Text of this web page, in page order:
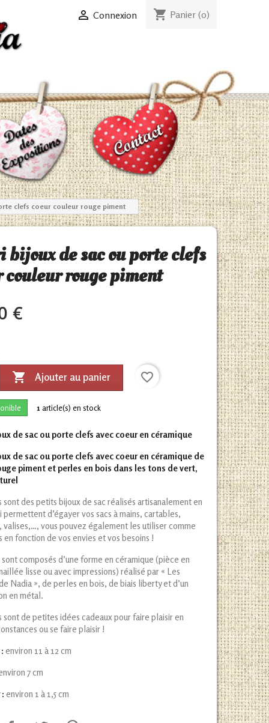
 Connexion shopping_cart Panier (0)
clefs coeur couleur rouge piment
bijoux de sac ou porte clefs
couleur rouge piment
€
 Ajouter au panier favorite_border
1 article(s) en stock
de sac ou porte clefs avec coeur en céramique
de sac ou porte clefs avec coeur en céramique de
piment et perles en bois dans les tons de vert,
sont des petits bijoux de sac réalisés artisanalement en
permettent d’égayer vos sacs à mains, cartables,
valises,…, vous pouvez également les utiliser comme
fonction de vos envies et vos besoins !
composés d’une forme en céramique (pièce en
lisse ou avec impressions) réalisé par « Les
Nadia », de perles en bois, de biais liberty et d’un
en métal.
sont de petites idées cadeaux pour faire plaisir en
ou se faire plaisir !
environ 11 à 12 cm
7 cm
environ 1 à 1,5 cm